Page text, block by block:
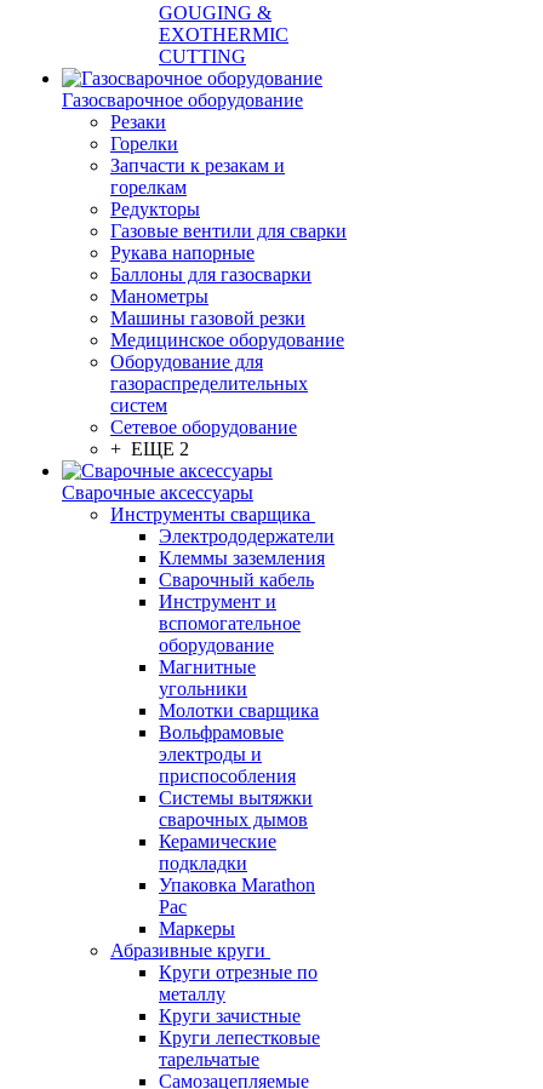
GOUGING &
EXOTHERMIC
CUTTING
Газосварочное оборудование
Резаки
Горелки
Запчасти к резакам и
горелкам
Редукторы
Газовые вентили для сварки
Рукава напорные
Баллоны для газосварки
Манометры
Машины газовой резки
Медицинское оборудование
Оборудование для
газораспределительных
систем
Сетевое оборудование
+ ЕЩЕ 2
Сварочные аксессуары
Инструменты сварщика
Электрододержатели
Клеммы заземления
Сварочный кабель
Инструмент и
вспомогательное
оборудование
Магнитные
угольники
Молотки сварщика
Вольфрамовые
электроды и
приспособления
Системы вытяжки
сварочных дымов
Керамические
подкладки
Упаковка Marathon
Pac
Маркеры
Абразивные круги
Круги отрезные по
металлу
Круги зачистные
Круги лепестковые
тарельчатые
Самозацепляемые